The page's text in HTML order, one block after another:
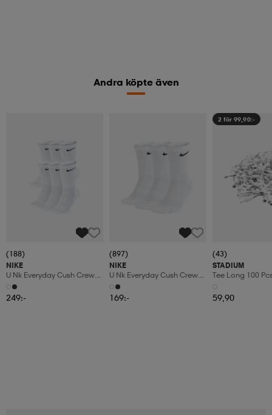
Andra köpte även
(188)
NIKE
U Nk Everyday Cush Crew
6pr-Bd
249:-
(897)
NIKE
U Nk Everyday Cush Crew
3pr
169:-
2 för 99,90:-
(43)
STADIUM
Tee Long 100
59,90